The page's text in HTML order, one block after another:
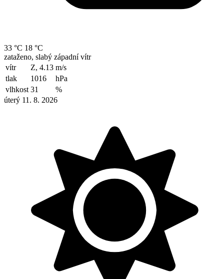
33 °C 18 °C
zataženo, slabý západní vítr
vítr
Z, 4.13 m/s
tlak
1016
hPa
vlhkost 31
%
úterý 11. 8. 2026